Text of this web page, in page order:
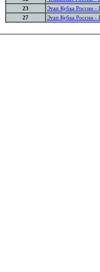
23
Этап Кубка России -
27
Этап Кубка России -